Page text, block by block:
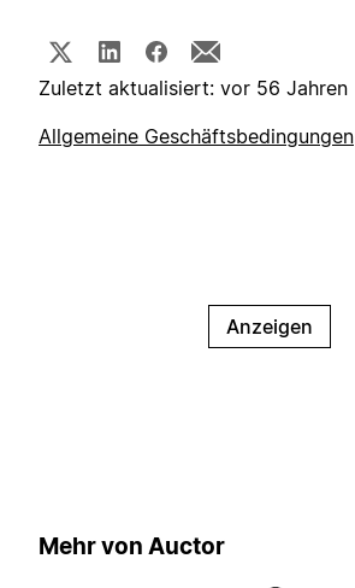
Zuletzt aktualisiert: vor 56 Jahren
Allgemeine Geschäftsbedingungen
Anzeigen
Mehr von Auctor